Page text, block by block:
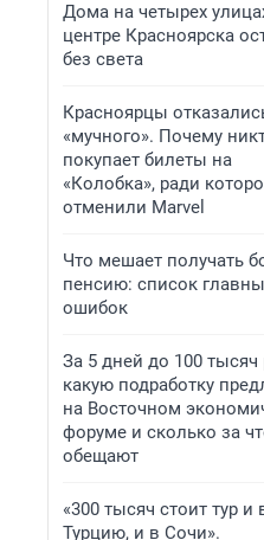
Дома на четырех
центре Красноярска
без света
Красноярцы
«мучного». Почему
покупает билеты на
«Колобка», ради
отменили Marvel
Что мешает получать
пенсию: список
ошибок
За 5 дней до 100 тысяч
какую подработку
на Восточном
форуме и сколько за
обещают
«300 тысяч стоит тур и
Турцию, и в Сочи».